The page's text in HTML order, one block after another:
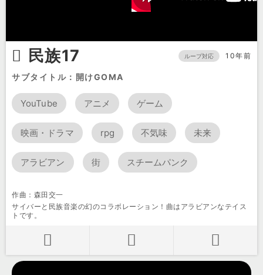
民族17 ループ対応 10年前
サブタイトル：開けGOMA
YouTube アニメ ゲーム
映画・ドラマ rpg 不気味 未来
アラビアン 街 スチームパンク
作曲：森田交一
サイバーと民族音楽の幻のコラボレーション！曲はアラビアンなテイス
トです。